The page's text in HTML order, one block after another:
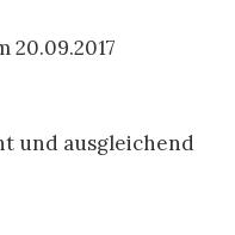
20.09.2017
und ausgleichend